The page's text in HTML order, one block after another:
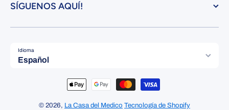
SÍGUENOS AQUÍ!
Idioma
Español
Formas de pago
© 2026, La Casa del Medico Tecnología de Shopify